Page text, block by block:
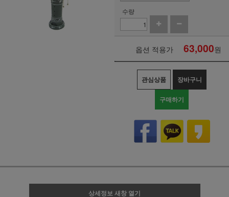
수량
옵션 적용가 63,000원
관심상품 장바구니
구매하기
상세정보 새창 열기